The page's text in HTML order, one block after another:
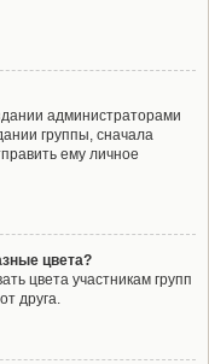
администраторами
группы, сначала
ему личное
цвета?
цвета участникам групп
друга.